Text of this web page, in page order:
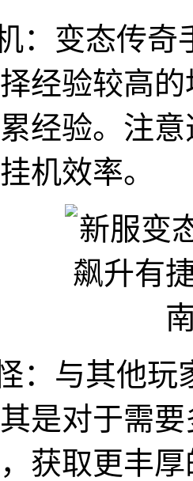
：变态传奇
经验较高
经验。注
机效率。
：与其他
是对于需
获取更丰